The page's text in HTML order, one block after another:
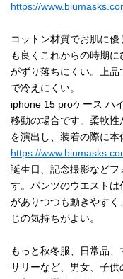
https://
コットン材質でお肌に
も良くこれからの時期
がずり落ちにくい。上
で冷えにくい。
iphone 15 proケース ハ
移動の場合です。柔軟
を演出し、装着の際に本
https://
誕生日、記念撮影などフ
す。パンツのウエスト
がありつつも動きやす
じの気持ちがよい。
もっと秋冬服、日常品
サリーなど、男女、子